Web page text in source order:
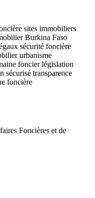
sites immobiliers
Burkina Faso
sécurité foncière
urbanisme
foncier législation
sécurisé transparence
foncière
Foncières et de